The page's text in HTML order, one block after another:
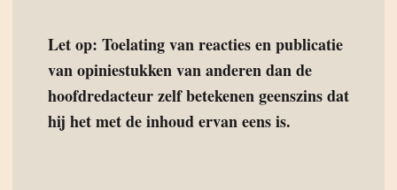
Let op: Toelating van reacties en publicatie
van opiniestukken van anderen dan de
hoofdredacteur zelf betekenen geenszins dat
hij het met de inhoud ervan eens is.